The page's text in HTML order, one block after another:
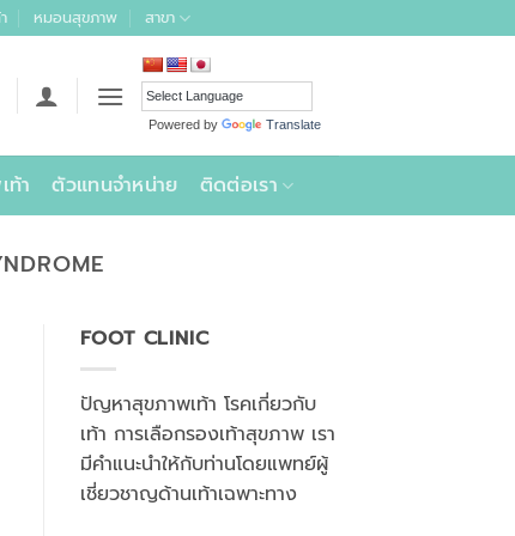
หมอนสุขภาพ สาขา
Powered by Translate
ท้า ตัวแทนจำหน่าย ติดต่อเรา
FOOT CLINIC
ปัญหาสุขภาพเท้า โรคเกี่ยวกับ
เท้า การเลือกรองเท้าสุขภาพ เรา
มีคำแนะนำให้กับท่านโดยแพทย์ผู้
เชี่ยวชาญด้านเท้าเฉพาะทาง